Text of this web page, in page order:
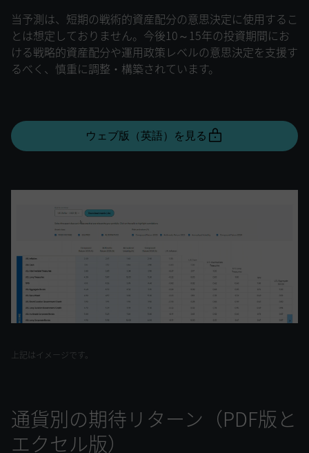
当予測は、短期の戦術的資産配分の意思決定に使用するこ
とは想定しておりません。今後10～15年の投資期間にお
ける戦略的資産配分や運用政策レベルの意思決定を支援す
るべく、慎重に調整・構築されています。
ウェブ版（英語）を見る
上記はイメージです。
通貨別の期待リターン（PDF版と
エクセル版）